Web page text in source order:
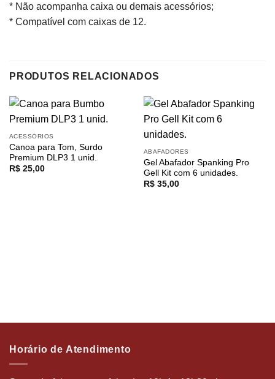
* Não acompanha caixa ou demais acessórios;
* Compatível com caixas de 12.
PRODUTOS RELACIONADOS
ACESSÓRIOS
Canoa para Tom, Surdo
Premium DLP3 1 unid.
R$25,00
ABAFADORES
Gel Abafador Spanking Pro
Gell Kit com 6 unidades.
R$35,00
Horário de Atendimento